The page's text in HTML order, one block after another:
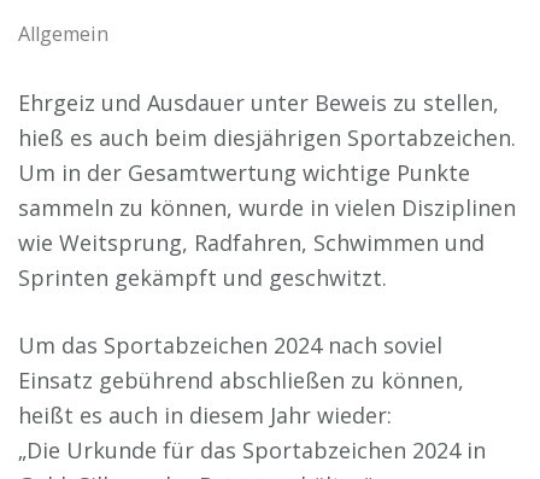
Allgemein
Ehrgeiz und Ausdauer unter Beweis zu stellen,
hieß es auch beim diesjährigen Sportabzeichen.
Um in der Gesamtwertung wichtige Punkte
sammeln zu können, wurde in vielen Disziplinen
wie Weitsprung, Radfahren, Schwimmen und
Sprinten gekämpft und geschwitzt.
Um das Sportabzeichen 2024 nach soviel
Einsatz gebührend abschließen zu können,
heißt es auch in diesem Jahr wieder:
„Die Urkunde für das Sportabzeichen 2024 in